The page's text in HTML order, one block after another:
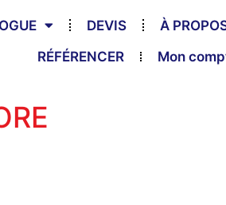
DEVIS À
RÉFÉRENCER
Mon